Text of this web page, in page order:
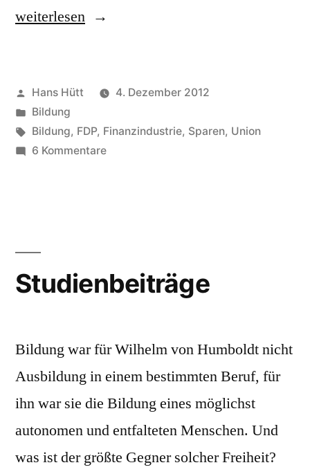
„Bildungssparen“
weiterlesen
Veröffentlicht
von
Hans Hütt
4. Dezember 2012
Veröffentlicht
in
Bildung
Schlagwörter:
Bildung, FDP, Finanzindustrie, Sparen, Union
6 Kommentarezu
Studienbeiträge
Bildung war für Wilhelm von Humboldt nicht
Ausbildung in einem bestimmten Beruf, für
ihn war sie die Bildung eines möglichst
autonomen und entfalteten Menschen. Und
was ist der größte Gegner solcher Freiheit?